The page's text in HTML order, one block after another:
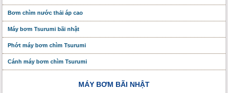
Bơm chìm nước thải áp cao
Máy bơm Tsurumi bãi nhật
Phớt máy bơm chìm Tsurumi
Cánh máy bơm chìm Tsurumi
MÁY BƠM BÃI NHẬT